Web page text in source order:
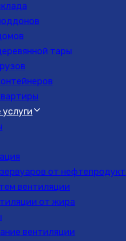
тары
от
вентиляции
от жира
вентиляции